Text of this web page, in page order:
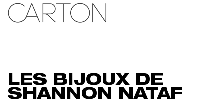
LES BIJOUX DE
SHANNON NATAF